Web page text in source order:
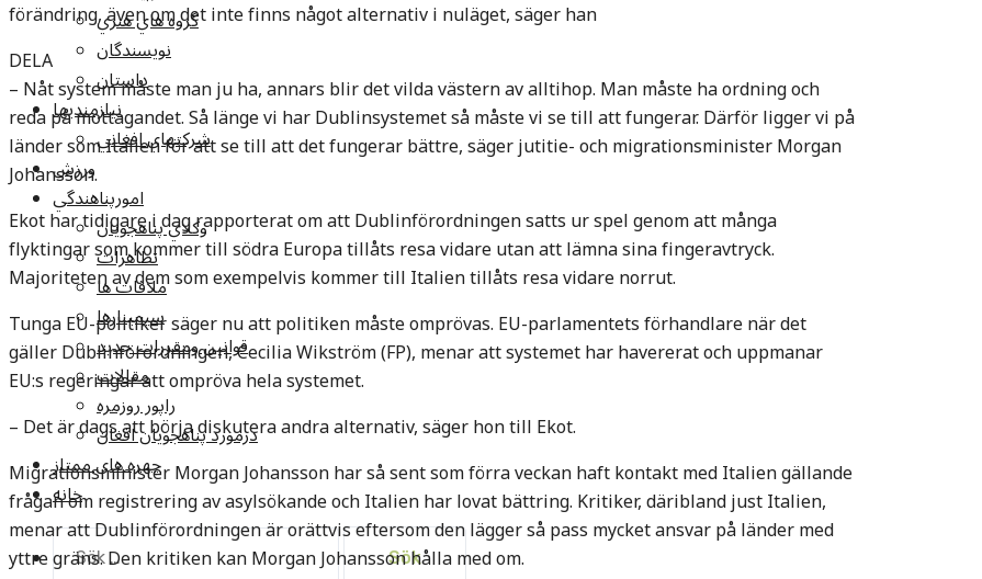
گروه هاي هنري
نويسندگان
داستان
نيازمنديها
شرکتهاي افغاني
ورزش
امورپناهندگي
وکلاي پناهجويان
تظاهرات
ملاقات ها
سيمينارها
قوانين ومقررات جديد
مقالات
راپور روزمره
درمورد پناهجويان افغان
چهره های ممتاز
خانه
Sök
efter:
förändring, även om det inte finns något alternativ i nuläget, säger han
DELA
– Nåt system måste man ju ha, annars blir det vilda västern av alltihop. Man måste ha ordning och
reda på mottagandet. Så länge vi har Dublinsystemet så måste vi se till att fungerar. Därför ligger vi på
länder som Italien för att se till att det fungerar bättre, säger jutitie- och migrationsminister Morgan
Johansson.
Ekot har tidigare i dag rapporterat om att Dublinförordningen satts ur spel genom att många
flyktingar som kommer till södra Europa tillåts resa vidare utan att lämna sina fingeravtryck.
Majoriteten av dem som exempelvis kommer till Italien tillåts resa vidare norrut.
Tunga EU-politiker säger nu att politiken måste omprövas. EU-parlamentets förhandlare när det
gäller Dublinförordningen, Cecilia Wikström (FP), menar att systemet har havererat och uppmanar
EU:s regeringar att ompröva hela systemet.
– Det är dags att börja diskutera andra alternativ, säger hon till Ekot.
Migrationsminister Morgan Johansson har så sent som förra veckan haft kontakt med Italien gällande
frågan om registrering av asylsökande och Italien har lovat bättring. Kritiker, däribland just Italien,
menar att Dublinförordningen är orättvis eftersom den lägger så pass mycket ansvar på länder med
yttre gräns. Den kritiken kan Morgan Johansson hålla med om.